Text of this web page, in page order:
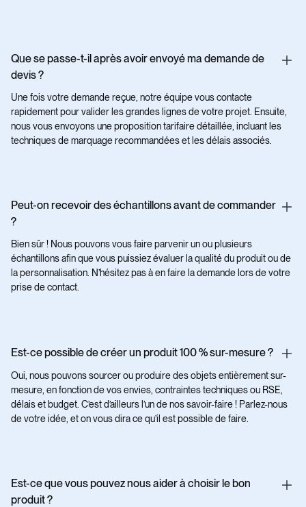
Que se passe-t-il après avoir envoyé ma demande de
devis ?
Une fois votre demande reçue, notre équipe vous contacte
rapidement pour valider les grandes lignes de votre projet. Ensuite,
nous vous envoyons une proposition tarifaire détaillée, incluant les
techniques de marquage recommandées et les délais associés.
Peut-on recevoir des échantillons avant de commander
?
Bien sûr ! Nous pouvons vous faire parvenir un ou plusieurs
échantillons afin que vous puissiez évaluer la qualité du produit ou de
la personnalisation. N’hésitez pas à en faire la demande lors de votre
prise de contact.
Est-ce possible de créer un produit 100 % sur-mesure ?
Oui, nous pouvons sourcer ou produire des objets entièrement sur-
mesure, en fonction de vos envies, contraintes techniques ou RSE,
délais et budget. C’est d’ailleurs l’un de nos savoir-faire ! Parlez-nous
de votre idée, et on vous dira ce qu’il est possible de faire.
Est-ce que vous pouvez nous aider à choisir le bon
produit ?